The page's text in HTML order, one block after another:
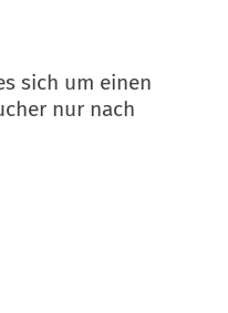
sich um einen
nur nach